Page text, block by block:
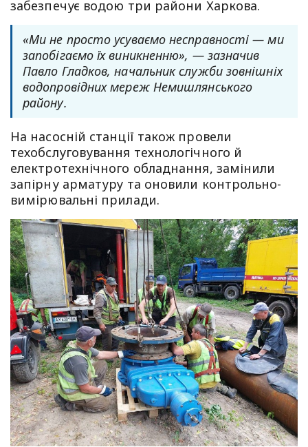
забезпечує водою три райони Харкова.
«Ми не просто усуваємо несправності — ми
запобігаємо їх виникненню», — зазначив
Павло Гладков, начальник служби зовнішніх
водопровідних мереж Немишлянського
району.
На насосній станції також провели
техобслуговування технологічного й
електротехнічного обладнання, замінили
запірну арматуру та оновили контрольно-
вимірювальні прилади.